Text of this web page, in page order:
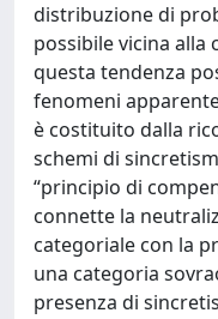
distribuzione di
possibile vicina
questa tendenza
fenomeni
è costituito dalla
schemi di
“principio di
connette la
categoriale con la
una categoria
presenza di